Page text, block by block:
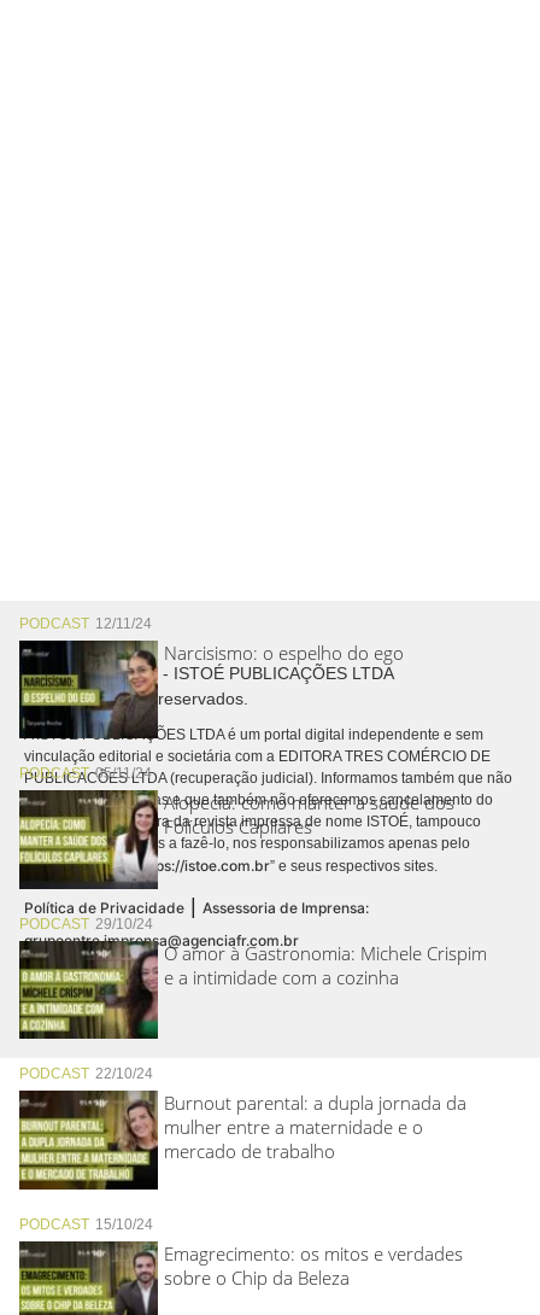
PODCAST 12/11/24
Narcisismo: o espelho do ego
PODCAST05/11/24
Alopecia: como manter a saúde dos
Folículos Capilares
PODCAST 29/10/24
O amor à Gastronomia: Michele Crispim
e a intimidade com a cozinha
PODCAST 22/10/24
Burnout parental: a dupla jornada da
mulher entre a maternidade e o
mercado de trabalho
PODCAST 15/10/24
Emagrecimento: os mitos e verdades
sobre o Chip da Beleza
Copyright © 2026 - ISTOÉ PUBLICAÇÕES LTDA
Todos os direitos reservados.
A ISTOÉ PUBLICAÇÕES LTDA é um portal digital independente e sem
vinculação editorial e societária com a EDITORA TRES COMÉRCIO DE
PUBLICACÕES LTDA (recuperação judicial). Informamos também que não
realizamos cobranças e que também não oferecemos cancelamento do
contrato de assinatura da revista impressa de nome ISTOÉ, tampouco
autorizamos terceiros a fazê-lo, nos responsabilizamos apenas pelo
conteúdo digital “https://istoe.com.br” e seus respectivos sites.
Política de Privacidade | Assessoria de Imprensa:
grupoentre.imprensa@agenciafr.com.br